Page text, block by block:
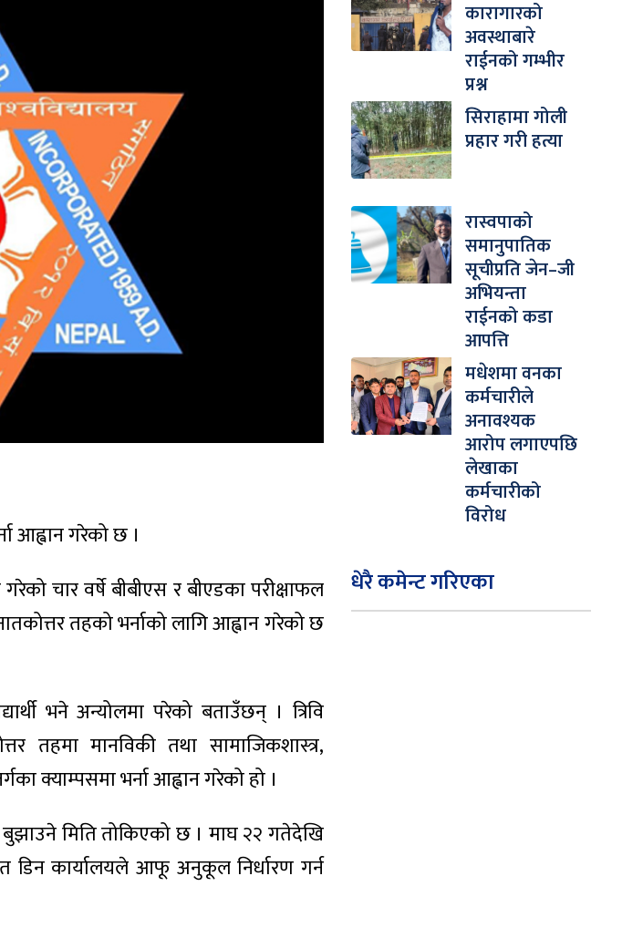
आह्वान गरेको छ ।
चार वर्षे बीबीएस र बीएडका परीक्षाफल
तहको भर्नाको लागि आह्वान गरेको छ
भने अन्योलमा परेको बताउँछन् । त्रिवि
तहमा मानविकी तथा सामाजिकशास्त्र,
क्याम्पसमा भर्ना आह्वान गरेको हो ।
मिति तोकिएको छ । माघ २२ गतेदेखि
डिन कार्यालयले आफू अनुकूल निर्धारण गर्न
कारागारको
अवस्थाबारे
राईनको गम्भीर
प्रश्न
सिराहामा गोली
प्रहार गरी हत्या
रास्वपाको
समानुपातिक
सूचीप्रति जेन–जी
अभियन्ता
राईनको कडा
आपत्ति
मधेशमा वनका
कर्मचारीले
अनावश्यक
आरोप लगाएपछि
लेखाका
कर्मचारीको
विरोध
धेरै कमेन्ट गरिएका